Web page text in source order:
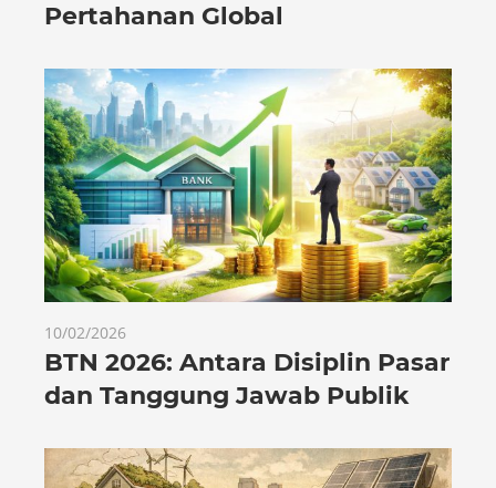
Pertahanan Global
10/02/2026
BTN 2026: Antara Disiplin Pasar
dan Tanggung Jawab Publik